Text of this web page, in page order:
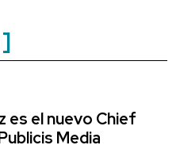
es el nuevo Chief
Media